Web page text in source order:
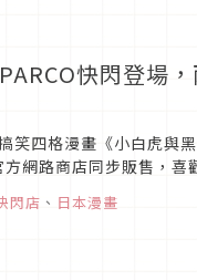
快閃登場
四格漫畫《小白虎與
網路商店同步販售，喜
閃店 、 日本漫畫